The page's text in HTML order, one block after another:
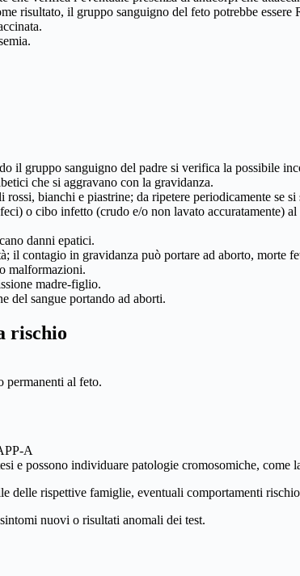
risultato, il gruppo sanguigno del feto potrebbe essere
il gruppo sanguigno del padre si verifica la possibile
che si aggravano con la gravidanza.
bianchi e piastrine; da ripetere periodicamente se
o cibo infetto (crudo e/o non lavato accuratamente)
danni epatici.
il contagio in gravidanza può portare ad aborto, morte
malformazioni.
madre-figlio.
del sangue portando ad aborti.
rischio
permanenti al feto.
A
e possono individuare patologie cromosomiche,
delle rispettive famiglie, eventuali comportamenti
nuovi o risultati anomali dei test.